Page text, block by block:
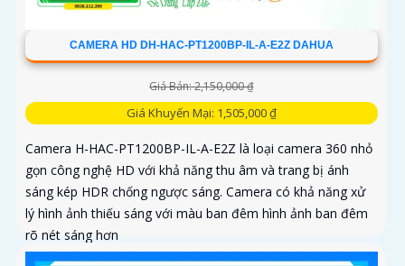
CAMERA HD DH-HAC-PT1200BP-IL-A-E2Z DAHUA
Giá Bán: 2,150,000 ₫
Giá Khuyến Mại: 1,505,000 ₫
Camera H-HAC-PT1200BP-IL-A-E2Z là loại camera 360 nhỏ
gọn công nghệ HD với khả năng thu âm và trang bị ánh
sáng kép HDR chống ngược sáng. Camera có khả năng xử
lý hình ảnh thiếu sáng với màu ban đêm hình ảnh ban đêm
rõ nét sáng hơn